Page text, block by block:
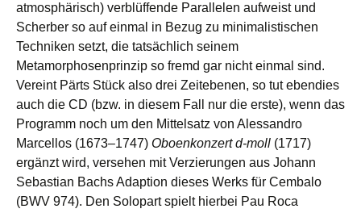
atmosphärisch) verblüffende Parallelen aufweist und
Scherber so auf einmal in Bezug zu minimalistischen
Techniken setzt, die tatsächlich seinem
Metamorphosenprinzip so fremd gar nicht einmal sind.
Vereint Pärts Stück also drei Zeitebenen, so tut ebendies
auch die CD (bzw. in diesem Fall nur die erste), wenn das
Programm noch um den Mittelsatz von Alessandro
Marcellos (1673–1747) Oboenkonzert d-moll (1717)
ergänzt wird, versehen mit Verzierungen aus Johann
Sebastian Bachs Adaption dieses Werks für Cembalo
(BWV 974). Den Solopart spielt hierbei Pau Roca